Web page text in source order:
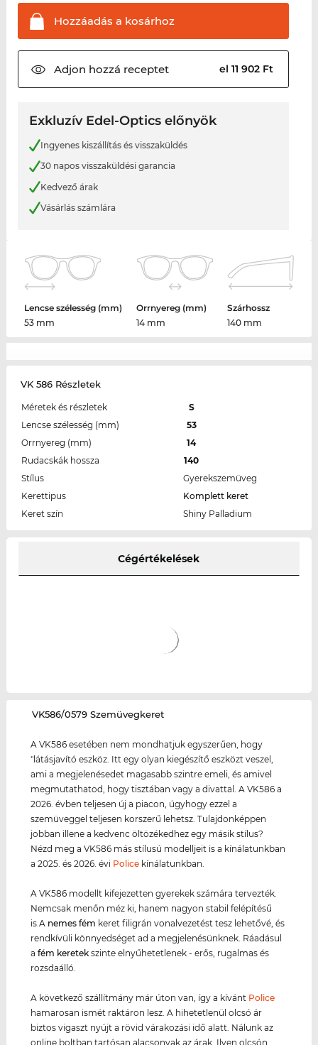
Hozzáadás a kosárhoz
Adjon hozzá receptet el 11 902 Ft
Exkluzív Edel-Optics előnyök
Ingyenes kiszállítás és visszaküldés
30 napos visszaküldési garancia
Kedvező árak
Vásárlás számlára
Lencse szélesség (mm)
53 mm
Orrnyereg (mm)
14 mm
Szárhossz
140 mm
VK 586 Részletek
Méretek és részletek
S
Lencse szélesség (mm)
53
Orrnyereg (mm)
14
Rudacskák hossza
140
Stílus
Gyerekszemüveg
Kerettipus
Komplett keret
Keret szín
Shiny Palladium
Cégértékelések
‌VK586/0579 Szemüvegkeret
A VK586 esetében nem mondhatjuk egyszerűen, hogy
"látásjavító eszköz. Itt egy olyan kiegészítő eszközt veszel,
ami a megjelenésedet magasabb szintre emeli, és amivel
megmutathatod, hogy tisztában vagy a divattal. A VK586 a
2026. évben teljesen új a piacon, úgyhogy ezzel a
szemüveggel teljesen korszerű lehetsz. Tulajdonképpen
jobban illene a kedvenc öltözékedhez egy másik stílus?
Nézd meg a VK586 más stílusú modelljeit is a kínálatunkban
a 2025. és 2026. évi Police kínálatunkban.
A VK586 modellt kifejezetten gyerekek számára tervezték.
Nemcsak menőn méz ki, hanem nagyon stabil felépítésű
is.A nemes fém keret filigrán vonalvezetést tesz lehetővé, és
rendkívüli könnyedséget ad a megjelenésünknek. Ráadásul
afém keretek szinte elnyűhetetlenek - erős, rugalmas és
rozsdaálló.
A következő szállítmány már úton van, így a kívánt Police
hamarosan ismét raktáron lesz. A hihetetlenül olcsó ár
biztos vigaszt nyújt a rövid várakozási idő alatt. Nálunk az
online boltban tartósan alacsonyak az árak. Ilyen olcsón